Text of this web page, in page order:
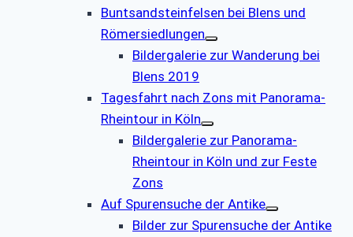
Buntsandsteinfelsen bei Blens und
Römersiedlungen
Bildergalerie zur Wanderung bei
Blens 2019
Tagesfahrt nach Zons mit Panorama-
Rheintour in Köln
Bildergalerie zur Panorama-
Rheintour in Köln und zur Feste
Zons
Auf Spurensuche der Antike
Bilder zur Spurensuche der Antike